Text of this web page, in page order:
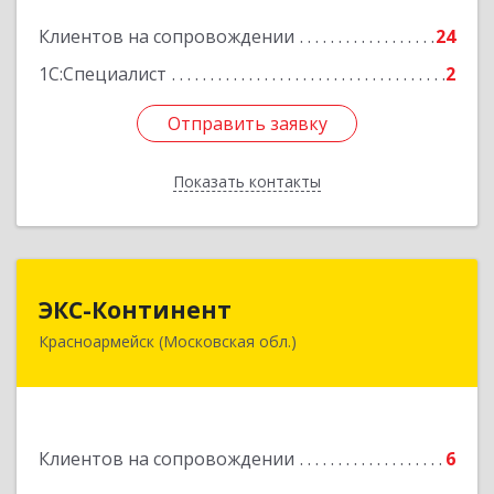
Клиентов на сопровождении
24
1С:Специалист
2
Отправить заявку
Показать контакты
Подробнее
Отправить заявку
Назад
ЭКС-Континент
Красноармейск (Московская обл.)
Клиентов на сопровождении 6
141292, Московская область, Красноармейск,